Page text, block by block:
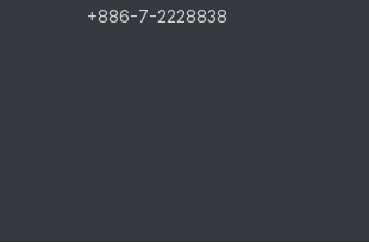
+886-7-2228838